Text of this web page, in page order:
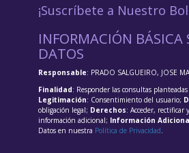
¡Suscríbete a Nuestro
INFORMACIÓN BÁSICA
DATOS
Responsable: PRADO SALGUEIRO, JOSE
Finalidad: Responder las consultas
Legitimación: Consentimiento del usuario;
obligación legal; Derechos: Acceder, rectificar
información adicional; Información
Datos en nuestra Política de Privacidad.